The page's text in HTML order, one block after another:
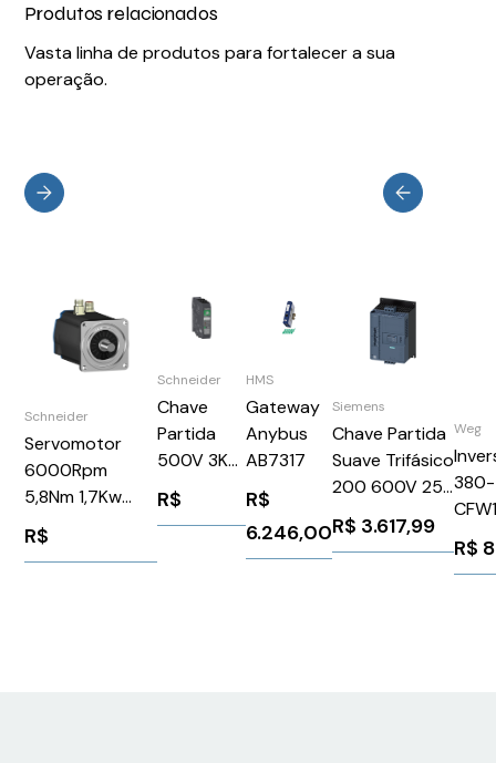
Produtos relacionados
Vasta linha de produtos para fortalecer a sua
operação.
Schneider
Servomotor
6000Rpm
5,8Nm 1,7Kw
Ip50Schneider
BSH1002P02A1A
R$
Schneider
Chave
Partida
500V 3Kw
1,5-9A
Schneider
R$
HMS
Gateway
Anybus
AB7317
R$
6.246,00
Siemens
Chave Partida
Suave Trifásico
200 600V 25A
110 220V
3RW52153AC15
R$ 3.617,99
Weg
R$